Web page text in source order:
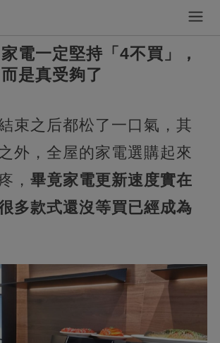
電一定堅持「4不買」，
是真受夠了
束之后都松了一口氣，其
外，全屋的家電選購起來
， 畢竟家電更新速度實在
多款式還沒等買已經成為